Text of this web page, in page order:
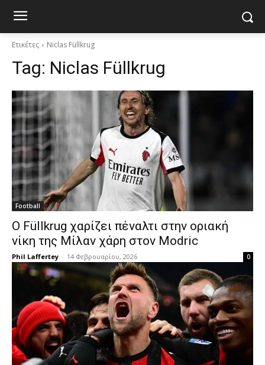
Ετικέτες Niclas Füllkrug
Tag: Niclas Füllkrug
Football
Ο Füllkrug χαρίζει πέναλτι στην οριακή
νίκη της Μίλαν χάρη στον Modric
Phil Laffertey - 14 Φεβρουαρίου, 2026 0